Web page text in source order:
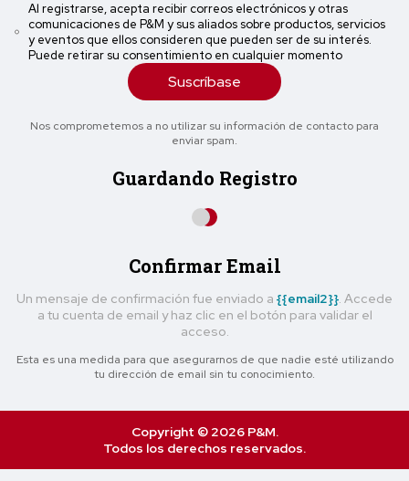
Al registrarse, acepta recibir correos electrónicos y otras
comunicaciones de P&M y sus aliados sobre productos, servicios
y eventos que ellos consideren que pueden ser de su interés.
Puede retirar su consentimiento en cualquier momento
Suscríbase
Nos comprometemos a no utilizar su información de contacto para
enviar spam.
Guardando Registro
Confirmar Email
Un mensaje de confirmación fue enviado a {{email2}}. Accede
a tu cuenta de email y haz clic en el botón para validar el
acceso.
Esta es una medida para que asegurarnos de que nadie esté utilizando
tu dirección de email sin tu conocimiento.
Copyright © 2026 P&M.
Todos los derechos reservados.